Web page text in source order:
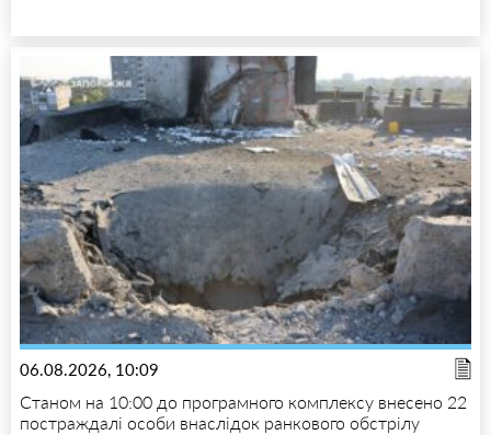
06.08.2026, 10:09
Станом на 10:00 до програмного комплексу внесено 22
постраждалі особи внаслідок ранкового обстрілу